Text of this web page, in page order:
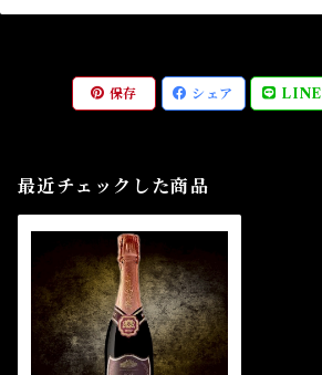
保存 シェア LINE
最近チェックした商品